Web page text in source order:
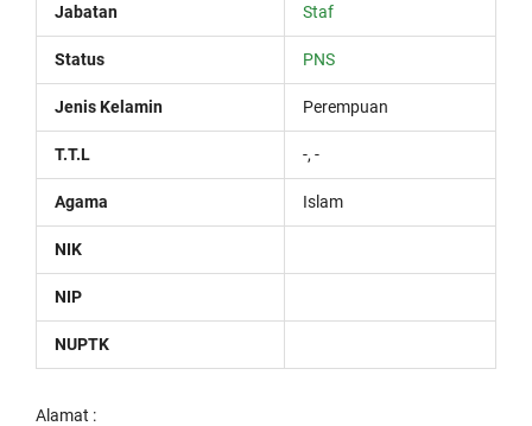
Jabatan Staf
Status PNS
Jenis Kelamin Perempuan
T.T.L -, -
Agama Islam
NIK
NIP
NUPTK
Alamat :